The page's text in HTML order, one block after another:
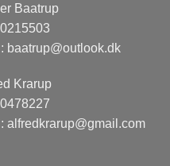
Baatrup
baatrup@outlook.dk
Krarup
alfredkrarup@gmail.com